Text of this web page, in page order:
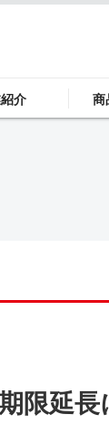
介 商
限延